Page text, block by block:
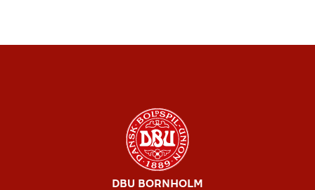
DBU BORNHOLM